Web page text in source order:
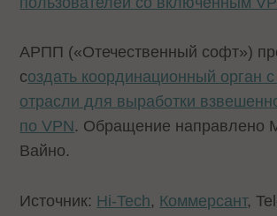
АРПП («Отечественный софт»)
создать координационный орган
отрасли для выработки
по VPN. Обращение направлено
Вайно.
Источник: Hi-Tech, Коммерсант,